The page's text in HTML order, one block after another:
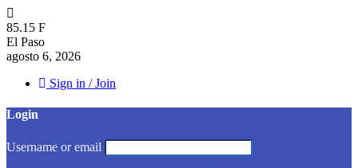
85.15 F
El Paso
agosto 6, 2026
Sign in / Join
Login
Username or email